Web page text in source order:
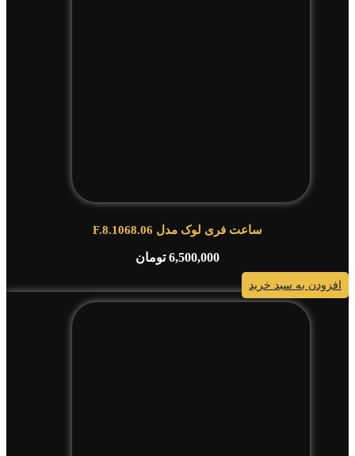
ساعت فری لوک مدل F.8.1068.06
6,500,000 تومان
افزودن به سبد خرید